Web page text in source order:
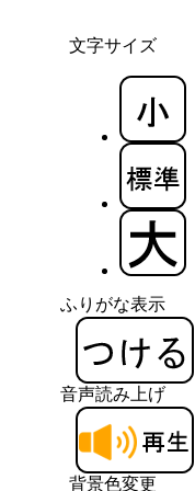
文字サイズ
ふりがな表示
音声読み上げ
背景色変更